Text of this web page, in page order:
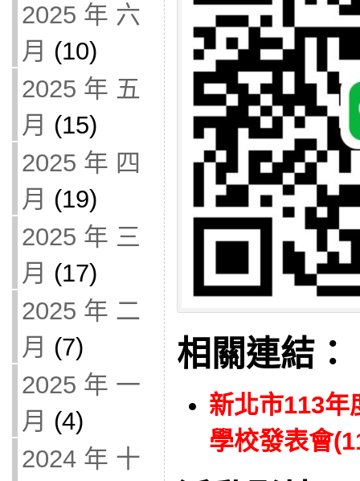
2025 年 六
月 (10)
2025 年 五
月 (15)
2025 年 四
月 (19)
2025 年 三
月 (17)
2025 年 二
月 (7)
2025 年 一
月 (4)
2024 年 十
相關連結：
新北市113年
學校發表會